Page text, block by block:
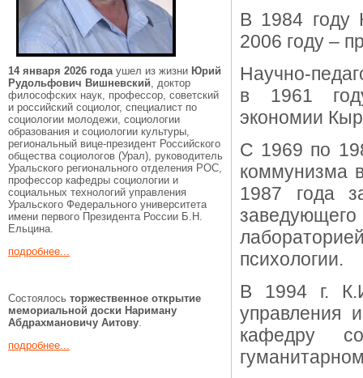
14 января 2026 годаушел из жизни Юрий
Рудольфович Вишневский, доктор
философских наук, профессор, советский
и российский социолог, специалист по
социологии молодежи, социологии
образования и социологии культуры,
региональный вице-президент Российского
общества социологов (Урал), руководитель
Уральского регионального отделения РОС,
профессор кафедры социологии и
социальных технологий управления
Уральского Федерального университета
имени первого Президента России Б.Н.
Ельцина.
подробнее...
Состоялось торжественное открытие
мемориальной доски Нариману
Абдрахмановичу Аитову.
подробнее...
В 1984 году
2006 году –
Научно-
в 1961
экономии
С 1969 по
коммунизма
1987 года
заведующего
психологии.
В 1994 г.
управления
кафедру